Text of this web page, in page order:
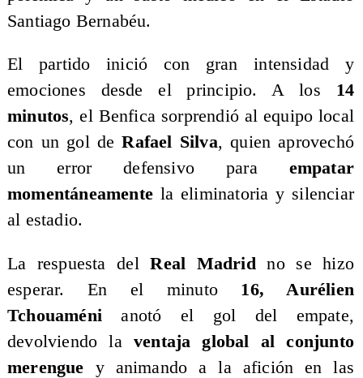
Santiago Bernabéu.
El partido inició con gran intensidad y
emociones desde el principio. A los 14
minutos, el Benfica sorprendió al equipo local
con un gol deRafael Silva, quien aprovechó
un error defensivo para empatar
momentáneamentela eliminatoria y silenciar
al estadio.
La respuesta delReal Madrid no se hizo
esperar. En el minuto 16, Aurélien
Tchouaméni anotó el gol del empate,
devolviendo la ventaja global al conjunto
merengue y animando a la afición en las